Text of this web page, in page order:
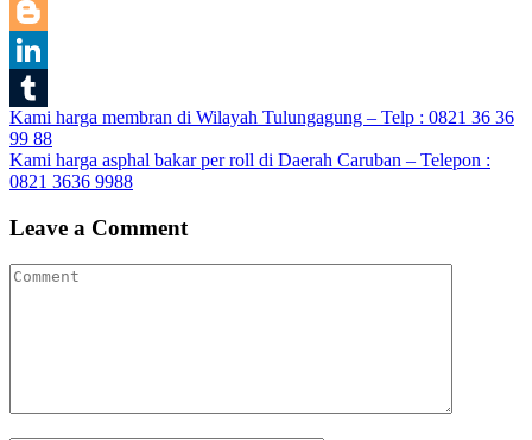
Twitter
Blogger
LinkedIn
Tumblr
Post
navigation
Kami harga membran di Wilayah Tulungagung – Telp : 0821 36 36
99 88
Kami harga asphal bakar per roll di Daerah Caruban – Telepon :
0821 3636 9988
Leave a Comment